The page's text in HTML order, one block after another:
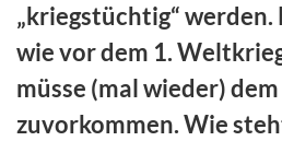
„kriegstüchtig“
wie vor dem 1.
müsse (mal wieder)
zuvorkommen. Wie